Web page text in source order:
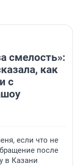
смелость»:
как
с
если что не
после
в Казани